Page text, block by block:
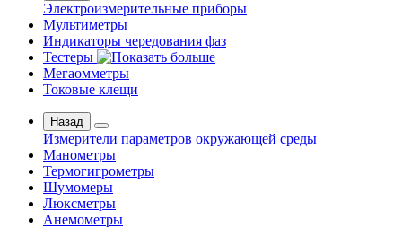
Электроизмерительные приборы
Мультиметры
Индикаторы чередования фаз
Тестеры
Мегаомметры
Токовые клещи
Назад
Измерители параметров окружающей среды
Манометры
Термогигрометры
Шумомеры
Люксметры
Анемометры